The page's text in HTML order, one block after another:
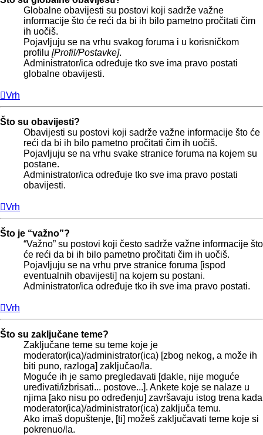
Globalne obavijesti su postovi koji sadrže važne
informacije što će reći da bi ih bilo pametno pročitati čim
ih uočiš.
Pojavljuju se na vrhu svakog foruma i u korisničkom
profilu [Profil/Postavke].
Administrator/ica određuje tko sve ima pravo postati
globalne obavijesti.
Vrh
Što su obavijesti?
Obavijesti su postovi koji sadrže važne informacije što će
reći da bi ih bilo pametno pročitati čim ih uočiš.
Pojavljuju se na vrhu svake stranice foruma na kojem su
postane.
Administrator/ica određuje tko sve ima pravo postati
obavijesti.
Vrh
Što je “važno”?
“Važno” su postovi koji često sadrže važne informacije što
će reći da bi ih bilo pametno pročitati čim ih uočiš.
Pojavljuju se na vrhu prve stranice foruma [ispod
eventualnih obavijesti] na kojem su postani.
Administrator/ica određuje tko ih sve ima pravo postati.
Vrh
Što su zaključane teme?
Zaključane teme su teme koje je
moderator(ica)/administrator(ica) [zbog nekog, a može ih
biti puno, razloga] zaključao/la.
Moguće ih je samo pregledavati [dakle, nije moguće
uređivati/izbrisati... postove...]. Ankete koje se nalaze u
njima [ako nisu po određenju] završavaju istog trena kada
moderator(ica)/administrator(ica) zaključa temu.
Ako imaš dopuštenje, [ti] možeš zaključavati teme koje si
pokrenuo/la.